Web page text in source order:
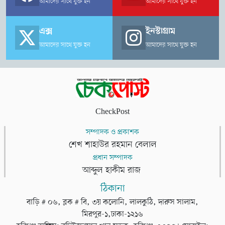
এক্স
আমাদের সাথে যুক্ত হন
ইনস্টাগ্রাম
আমাদের সাথে যুক্ত হন
CheckPost
সম্পাদক ও প্রকাশক
শেখ শাহাউর রহমান বেলাল
প্রধান সম্পাদক
আব্দুল হাকীম রাজ
ঠিকানা
বাড়ি # ০৬, ব্লক # বি, ৩য় কলোনি, লালকুঠি, দারুস সালাম,
মিরপুর-১,ঢাকা-১২১৬